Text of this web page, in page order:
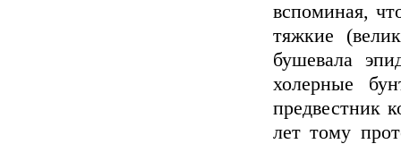
вспоминая,
тяжкие
бушевала
холерные
предвестник
лет тому